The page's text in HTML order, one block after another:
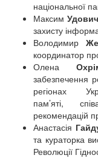
національної
Максим
захисту
Володимир
координатор
Олена
забезпечення
регіонах
пам’яті,
рекомендацій
Анастасія
та кураторка
Революції